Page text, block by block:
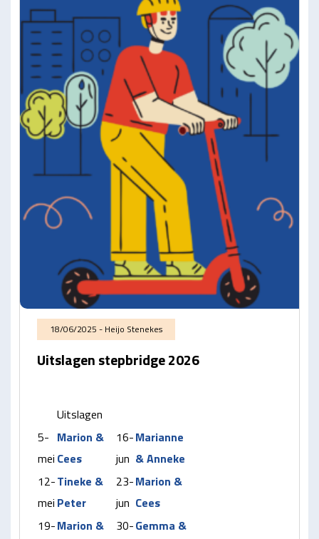
18/06/2025 - Heijo Stenekes
Uitslagen stepbridge 2026
Uitslagen
5-
mei
Marion &
Cees
16-
jun
Marianne
& Anneke
12-
mei
Tineke &
Peter
23-
jun
Marion &
Cees
19-Marion &
30-Gemma &